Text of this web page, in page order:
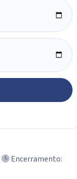
Encerramento: